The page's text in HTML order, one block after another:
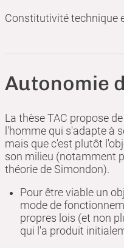
Autonomie
La thèse TAC propose
l'homme qui s'adapte à
mais que c'est plutôt
son milieu (notamment
théorie de Simondon).
Pour être viable un
mode de
propres lois (et non
qui l'a produit